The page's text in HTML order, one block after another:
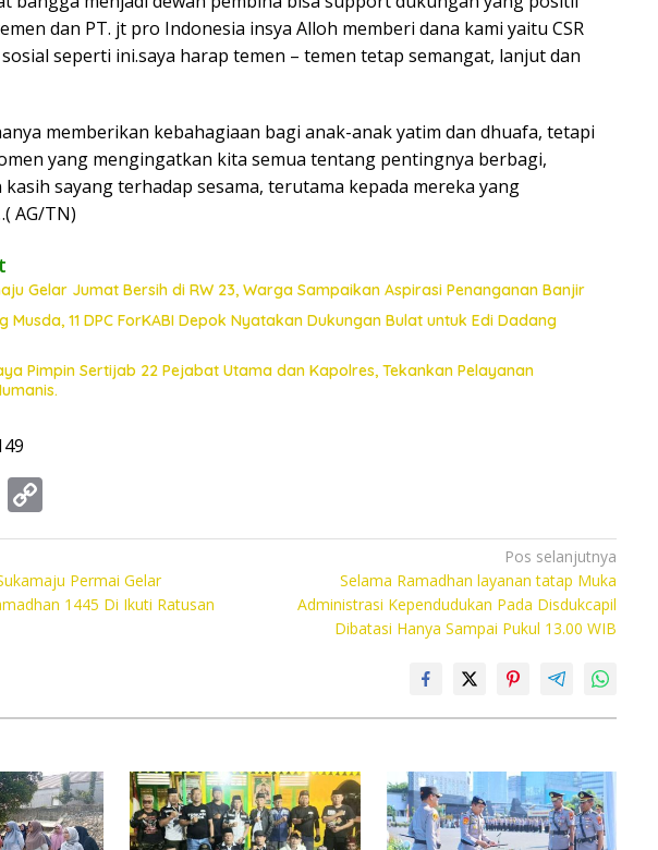
dan PT. jt pro Indonesia insya Alloh memberi dana kami yaitu CSR
seperti ini.saya harap temen – temen tetap semangat, lanjut dan
memberikan kebahagiaan bagi anak-anak yatim dan dhuafa, tetapi
yang mengingatkan kita semua tentang pentingnya berbagi,
kasih sayang terhadap sesama, terutama kepada mereka yang
AG/TN)
Gelar Jumat Bersih di RW 23, Warga Sampaikan Aspirasi Penanganan Banjir
Musda, 11 DPC ForKABI Depok Nyatakan Dukungan Bulat untuk Edi Dadang
Pimpin Sertijab 22 Pejabat Utama dan Kapolres, Tekankan Pelayanan
W
h
at
s
o
p
y Permai Gelar
1445 Di Ikuti Ratusan
Pos selanjutnya
Selama Ramadhan layanan tatap Muka
Administrasi Kependudukan Pada Disdukcapil
Dibatasi Hanya Sampai Pukul 13.00 WIB